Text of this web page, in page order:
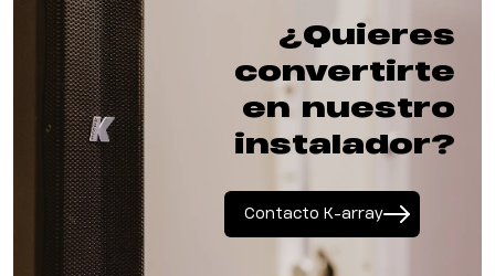
¿Quieres
convertirte
en nuestro
instalador?
Contacto K-array